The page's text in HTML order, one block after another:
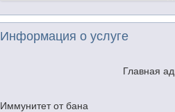
Информация о услуге
Главная
Иммунитет от бана